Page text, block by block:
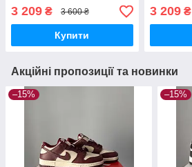
3 209 ₴ 3 600 ₴
Купити
3 209₴
Акційні пропозиції та новинки
–15% –15%